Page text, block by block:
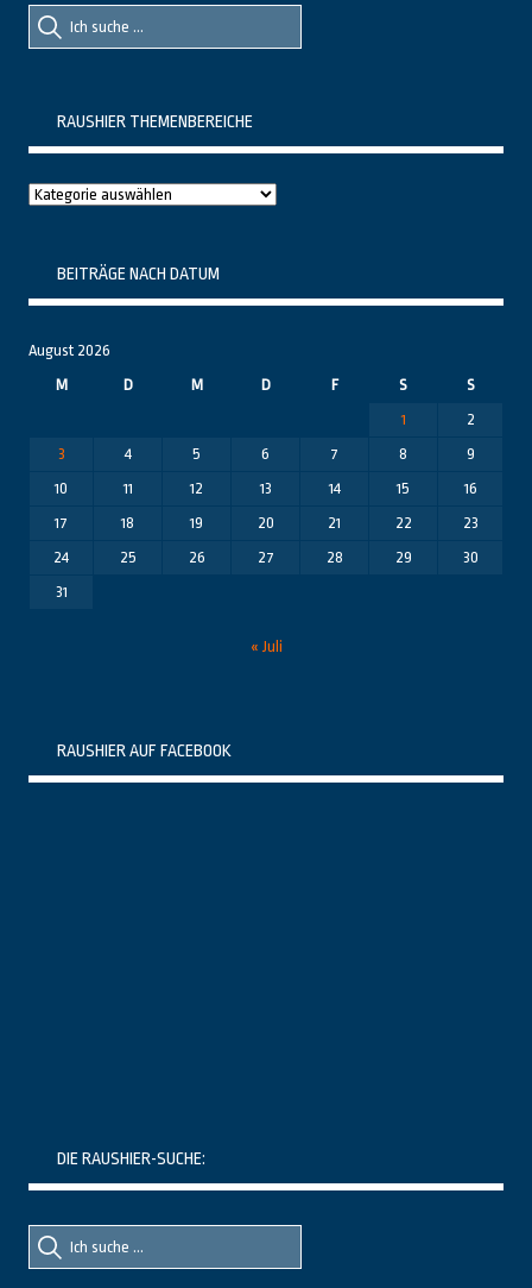
Suche
nach::
Suche
nach:
RAUSHIER THEMENBEREICHE
Raushier
BEITRÄGE NACH DATUM
August 2026
M
D M D F S
S
1
2
3
4 5 6 7 8
9
10
11 12 13 14 15
16
17
18 19 20 21 22
23
24
25 26 27 28 29
30
31
« Juli
RAUSHIER AUF FACEBOOK
DIE RAUSHIER-SUCHE:
Suche
nach::
Suche
nach: